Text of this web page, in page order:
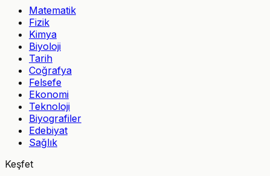
Matematik
Fizik
Kimya
Biyoloji
Tarih
Coğrafya
Felsefe
Ekonomi
Teknoloji
Biyografiler
Edebiyat
Sağlık
Keşfet